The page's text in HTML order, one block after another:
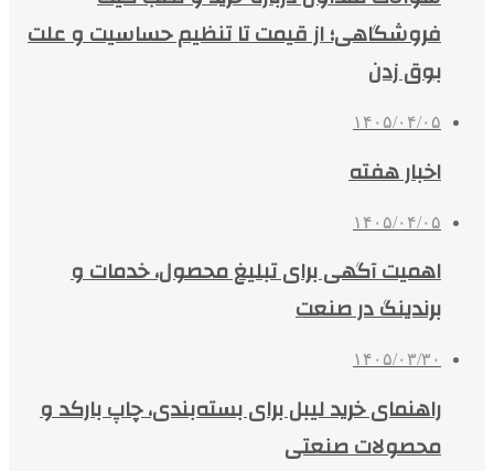
فروشگاهی؛ از قیمت تا تنظیم حساسیت و علت
بوق زدن
۱۴۰۵/۰۴/۰۵
اخبار هفته
۱۴۰۵/۰۴/۰۵
اهمیت آگهی برای تبلیغ محصول، خدمات و
برندینگ در صنعت
۱۴۰۵/۰۳/۳۰
راهنمای خرید لیبل برای بسته‌بندی، چاپ بارکد و
محصولات صنعتی